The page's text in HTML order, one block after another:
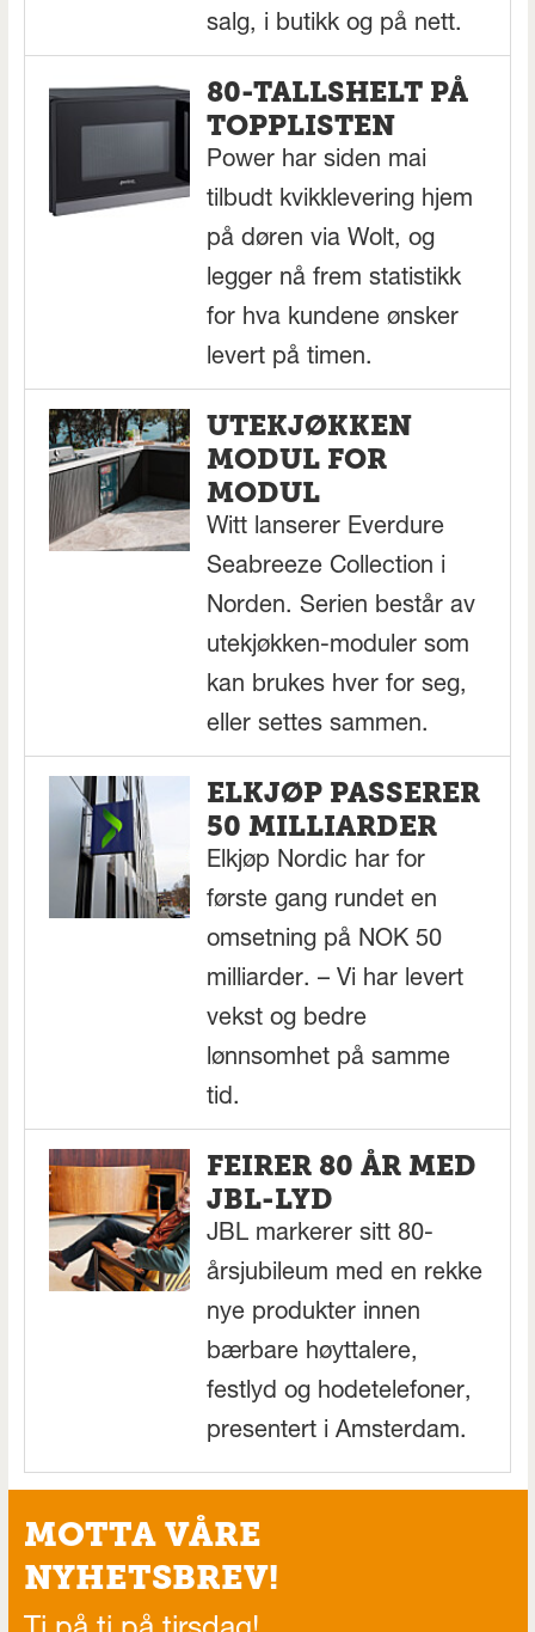
salg, i butikk og på nett.
80-TALLSHELT PÅ
TOPPLISTEN
Power har siden mai
tilbudt kvikklevering hjem
på døren via Wolt, og
legger nå frem statistikk
for hva kundene ønsker
levert på timen.
UTEKJØKKEN
MODUL FOR
MODUL
Witt lanserer Everdure
Seabreeze Collection i
Norden. Serien består av
utekjøkken-moduler som
kan brukes hver for seg,
eller settes sammen.
ELKJØP PASSERER
50 MILLIARDER
Elkjøp Nordic har for
første gang rundet en
omsetning på NOK 50
milliarder. – Vi har levert
vekst og bedre
lønnsomhet på samme
tid.
FEIRER 80 ÅR MED
JBL-LYD
JBL markerer sitt 80-
årsjubileum med en rekke
nye produkter innen
bærbare høyttalere,
festlyd og hodetelefoner,
presentert i Amsterdam.
MOTTA VÅRE
NYHETSBREV!